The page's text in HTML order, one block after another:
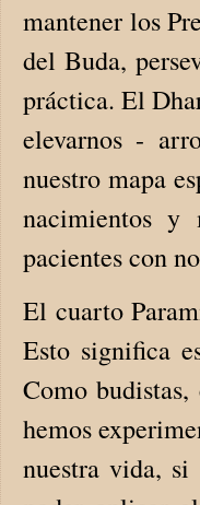
mantener los
del Buda,
práctica. El
elevarnos -
nuestro mapa
nacimientos
pacientes con
El cuarto
Esto significa
Como
hemos
nuestra vida, si